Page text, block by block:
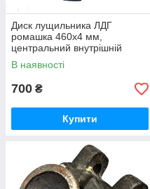
Диск лущильника ЛДГ
ромашка 460х4 мм,
центральний внутрішній
квадрат 31х31 мм
В наявності
700 ₴
Купити